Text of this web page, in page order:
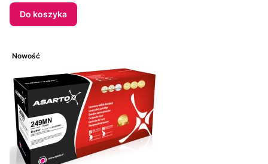
Do koszyka
Nowość